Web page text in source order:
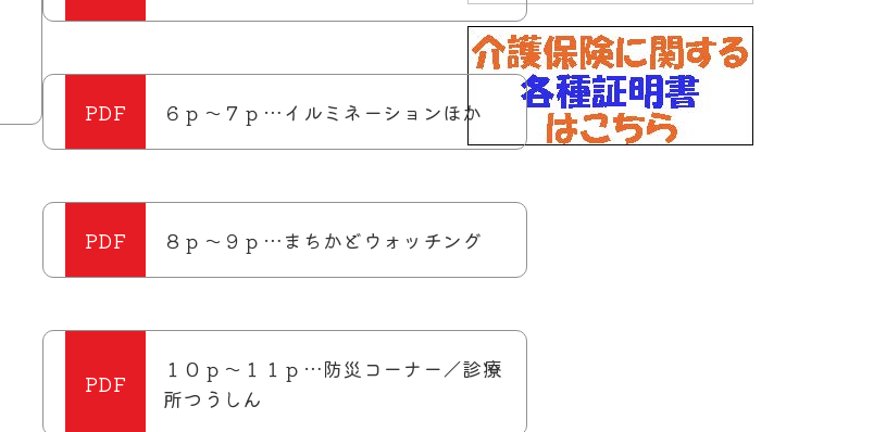
６ｐ～７ｐ…イルミネーションほか
８ｐ～９ｐ…まちかどウォッチング
１０ｐ～１１ｐ…防災コーナー／診療
所つうしん